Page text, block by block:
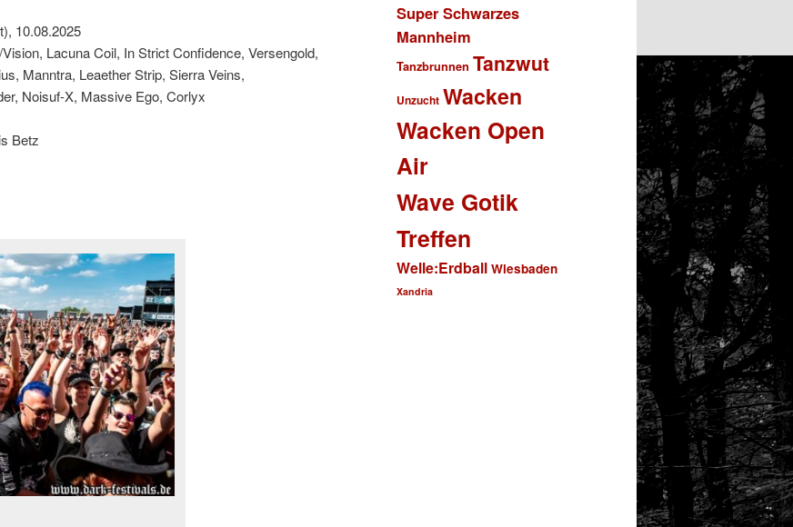
10.08.2025
Lacuna Coil, In Strict Confidence, Versengold,
Manntra, Leaether Strip, Sierra Veins,
Noisuf-X, Massive Ego, Corlyx
Betz
Super Schwarzes
Mannheim
Tanzbrunnen Tanzwut
Unzucht Wacken
Wacken Open
Air
Wave Gotik
Treffen
Welle:Erdball Wiesbaden
Xandria